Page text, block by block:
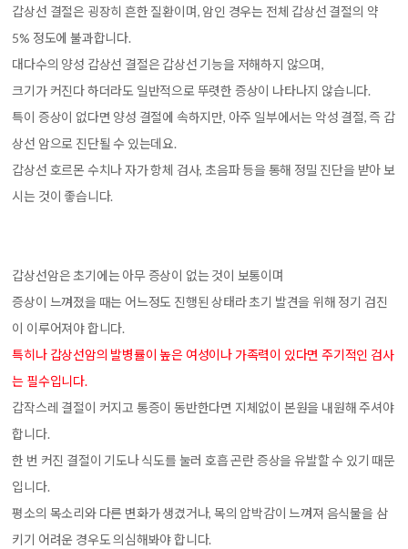
갑상선 결절은 굉장히 흔한 질환이며, 암인 경우는 전체 갑상선 결절의 약
5% 정도에 불과합니다.
대다수의 양성 갑상선 결절은 갑상선 기능을 저해하지 않으며,
크기가 커진다 하더라도 일반적으로 뚜렷한 증상이 나타나지 않습니다.
특이 증상이 없다면 양성 결절에 속하지만, 아주 일부에서는 악성 결절, 즉 갑
상선 암으로 진단될 수 있는데요.
갑상선 호르몬 수치나 자가 항체 검사, 초음파 등을 통해 정밀 진단을 받아 보
시는 것이 좋습니다.
갑상선암은 초기에는 아무 증상이 없는 것이 보통이며
증상이 느껴졌을 때는 어느정도 진행된 상태라 초기 발견을 위해 정기 검진
이 이루어져야 합니다.
특히나 갑상선암의 발병률이 높은 여성이나 가족력이 있다면 주기적인 검사
는 필수입니다.
갑작스레 결절이 커지고 통증이 동반한다면 지체없이 본원을 내원해 주셔야
합니다.
한 번 커진 결절이 기도나 식도를 눌러 호흡 곤란 증상을 유발할 수 있기 때문
입니다.
평소의 목소리와 다른 변화가 생겼거나, 목의 압박감이 느껴져 음식물을 삼
키기 어려운 경우도 의심해봐야 합니다.